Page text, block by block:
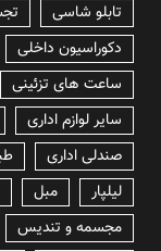
تابلو شاسی
دکوراسیون داخلی
ساعت های تزئینی
سایر لوازم اداری
صندلی اداری
لیلپار
مبل
مجسمه و تندیس